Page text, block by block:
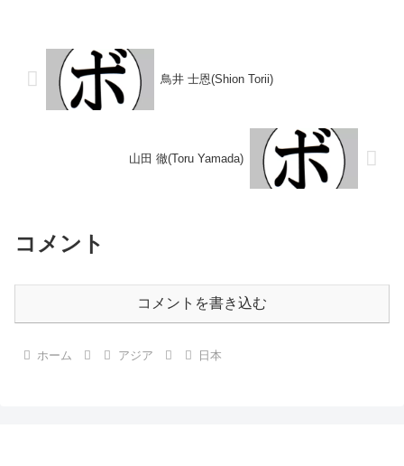
ラ)1991/...
鳥井 士恩(Shion Torii)
山田 徹(Toru Yamada)
コメント
コメントを書き込む
ホーム アジア 日本